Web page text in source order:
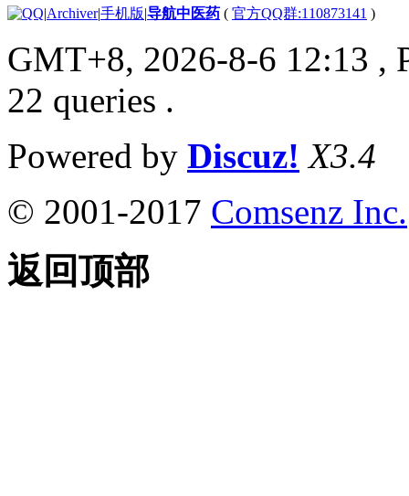
|Archiver|手机版|导航中医药 ( 官方QQ群:110873141 )
GMT+8, 2026-8-6 12:13 ,
22 queries .
Powered by Discuz! X3.4
© 2001-2017 Comsenz Inc.
返回顶部